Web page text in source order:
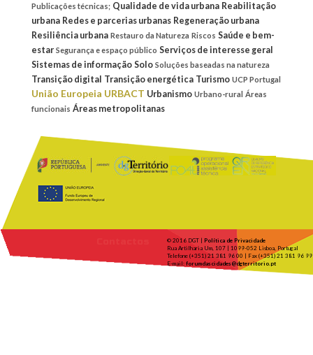
Publicações técnicas; Qualidade de vida urbana Reabilitação
urbana Redes e parcerias urbanas Regeneração urbana
Resiliência urbana Restauro da Natureza Riscos Saúde e bem-
estar Segurança e espaço público Serviços de interesse geral
Sistemas de informação Solo Soluções baseadas na natureza
Transição digital Transição energética Turismo UCP Portugal
União Europeia URBACT Urbanismo Urbano-rural Áreas
funcionais Áreas metropolitanas
© 2016 DGT | Política de Privacidade
Rua Artilharia Um, 107 | 1099-052 Lisboa, Portugal
Telefone (+351) 21 381 96 00 | Fax (+351) 21 381 96 99
E-mail: forumdascidades@dgterritorio.pt